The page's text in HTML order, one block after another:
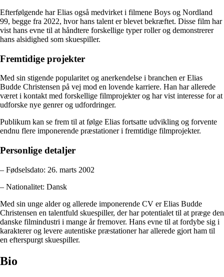
Efterfølgende har Elias også medvirket i filmene Boys og Nordland
99, begge fra 2022, hvor hans talent er blevet bekræftet. Disse film har
vist hans evne til at håndtere forskellige typer roller og demonstrerer
hans alsidighed som skuespiller.
Fremtidige projekter
Med sin stigende popularitet og anerkendelse i branchen er Elias
Budde Christensen på vej mod en lovende karriere. Han har allerede
været i kontakt med forskellige filmprojekter og har vist interesse for at
udforske nye genrer og udfordringer.
Publikum kan se frem til at følge Elias fortsatte udvikling og forvente
endnu flere imponerende præstationer i fremtidige filmprojekter.
Personlige detaljer
– Fødselsdato: 26. marts 2002
– Nationalitet: Dansk
Med sin unge alder og allerede imponerende CV er Elias Budde
Christensen en talentfuld skuespiller, der har potentialet til at præge den
danske filmindustri i mange år fremover. Hans evne til at fordybe sig i
karakterer og levere autentiske præstationer har allerede gjort ham til
en efterspurgt skuespiller.
Bio